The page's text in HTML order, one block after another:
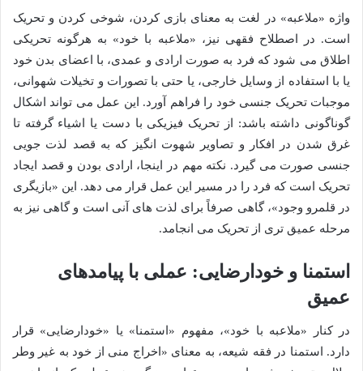
واژه «ملاعبه» در لغت به معنای بازی کردن، شوخی کردن و تحریک
است. در اصطلاح فقهی نیز، «ملاعبه با خود» به هرگونه تحریکی
اطلاق می شود که فرد به صورت ارادی و عمدی، با اعضای بدن خود
یا با استفاده از وسایل خارجی، یا حتی با تصورات و تخیلات شهوانی،
موجبات تحریک جنسی خود را فراهم آورد. این عمل می تواند اشکال
گوناگونی داشته باشد: از تحریک فیزیکی با دست یا اشیاء گرفته تا
غرق شدن در افکار و تصاویر شهوت انگیز که به قصد لذت جویی
جنسی صورت می گیرد. نکته مهم در اینجا، ارادی بودن و قصد ایجاد
تحریک است که فرد را در مسیر این عمل قرار می دهد. این «بازیگری
در قلمرو وجود»، گاهی صرفاً برای لذت های آنی است و گاهی نیز به
مرحله عمیق تری از تحریک می انجامد.
استمنا و خودارضایی: عملی با پیامدهای
عمیق
در کنار «ملاعبه با خود»، مفهوم «استمنا» یا «خودارضایی» قرار
دارد. استمنا در فقه شیعه، به معنای «اخراج منی از خود به غیر وطر